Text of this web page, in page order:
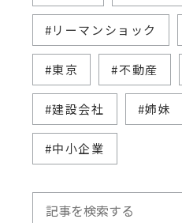
#リーマンショック
#東京 #不動産
#建設会社 #姉妹
#中小企業